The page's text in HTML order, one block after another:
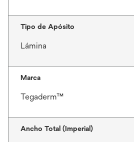
Tipo de Apósito
Lámina
Marca
Tegaderm™
Ancho Total (Imperial)